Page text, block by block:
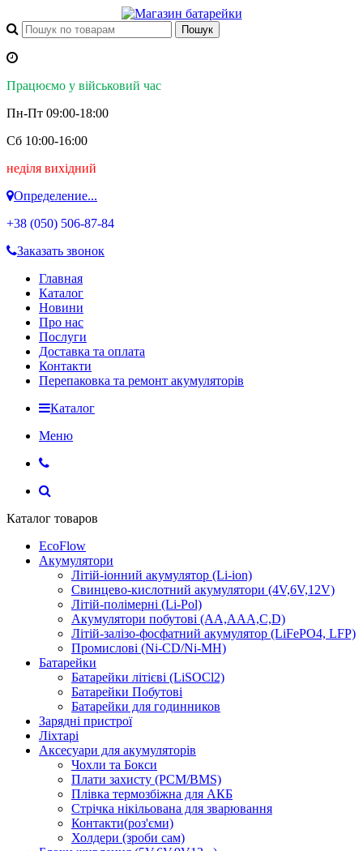
Працюємо у військовий час
Пн-Пт 09:00-18:00
Сб 10:00-16:00
неділя вихідний
Определение...
+38 (050) 506-87-84
Заказать звонок
Главная
Каталог
Новини
Про нас
Послуги
Доставка та оплата
Контакти
Перепаковка та ремонт акумуляторів
Каталог
Меню
Каталог товаров
EcoFlow
Акумулятори
Літій-іонний акумулятор (Li-ion)
Свинцево-кислотний акумулятори (4V,6V,12V)
Літій-полімерні (Li-Pol)
Акумулятори побутові (AA,AAA,C,D)
Літій-залізо-фосфатний акумулятор (LiFePO4, LFP)
Промислові (Ni-CD/Ni-MH)
Батарейки
Батарейки літієві (LiSOCl2)
Батарейки Побутові
Батарейки для годинников
Зарядні пристрої
Ліхтарі
Аксесуари для акумуляторів
Чохли та Бокси
Плати захисту (PCM/BMS)
Плівка термозбіжна для АКБ
Стрічка нікільована для зварювання
Контакти(роз'єми)
Холдери (зроби сам)